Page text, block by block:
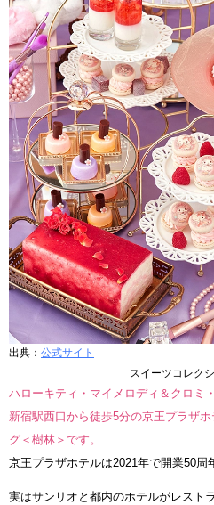
出典： 公式サイト
スイーツコレク
ハローキティ・マイメロディ＆クロミ
新宿駅西口から徒歩5分の京王プラザ
グ＜樹林＞です。
京王プラザホテルは2021年で開業50周
実はサンリオと都内のホテルがレスト